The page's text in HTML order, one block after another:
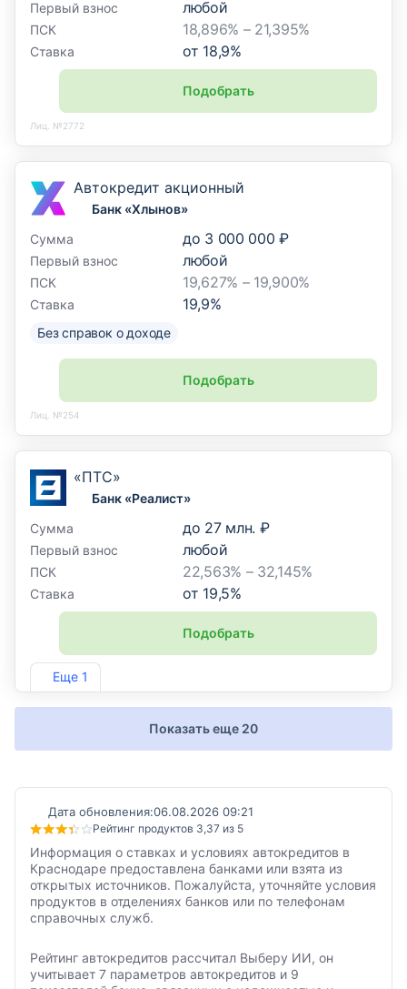
Первый взнос любой
ПСК 18,896% – 21,395%
Ставка от 18,9%
Подобрать
Лиц. №2772
Автокредит акционный
Банк «Хлынов»
Сумма
до 3 000 000 ₽
Первый взнос любой
ПСК 19,627% – 19,900%
Ставка 19,9%
Без справок о доходе
Подобрать
Лиц. №254
Еще 1
«ПТС»
Банк «Реалист»
Сумма
до 27 млн. ₽
Первый взнос любой
ПСК 22,563% – 32,145%
Ставка от 19,5%
Подобрать
Лиц. №2646
Показать еще 20
Дата обновления:06.08.2026 09:21
Рейтинг продуктов 3,37 из 5
Информация о ставках и условиях автокредитов в
Краснодаре предоставлена банками или взята из
открытых источников. Пожалуйста, уточняйте условия
продуктов в отделениях банков или по телефонам
справочных служб.
Рейтинг автокредитов рассчитал Выберу ИИ, он
учитывает 7 параметров автокредитов и 9